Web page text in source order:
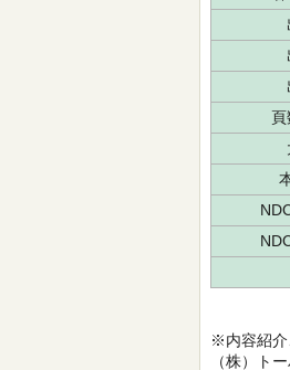
頁
※内容紹介
（株）ト